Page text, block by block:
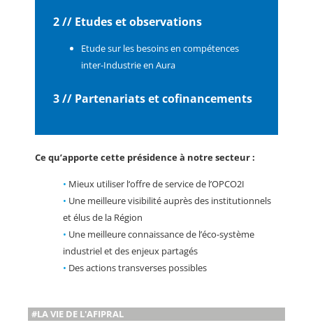
2 // Etudes et observations
Etude sur les besoins en compétences
inter-Industrie en Aura
3 // Partenariats et cofinancements
Ce qu’apporte cette présidence à notre secteur :
• Mieux utiliser l‘offre de service de l’OPCO2I
• Une meilleure visibilité auprès des institutionnels
et élus de la Région
• Une meilleure connaissance de l’éco-système
industriel et des enjeux partagés
• Des actions transverses possibles
#LA VIE DE L'AFIPRAL